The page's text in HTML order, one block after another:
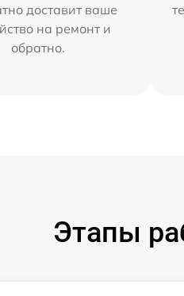
доставит ваше
на ремонт и
обратно.
Этапы